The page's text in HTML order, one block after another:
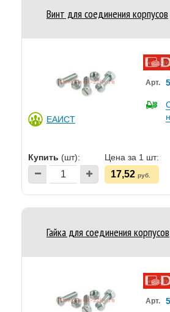
Винт для соединения корпусов
ЕАИСТ
Арт.
Купить (шт): Цена за 1 шт:
17,52 руб.
Гайка для соединения корпусов
Арт.